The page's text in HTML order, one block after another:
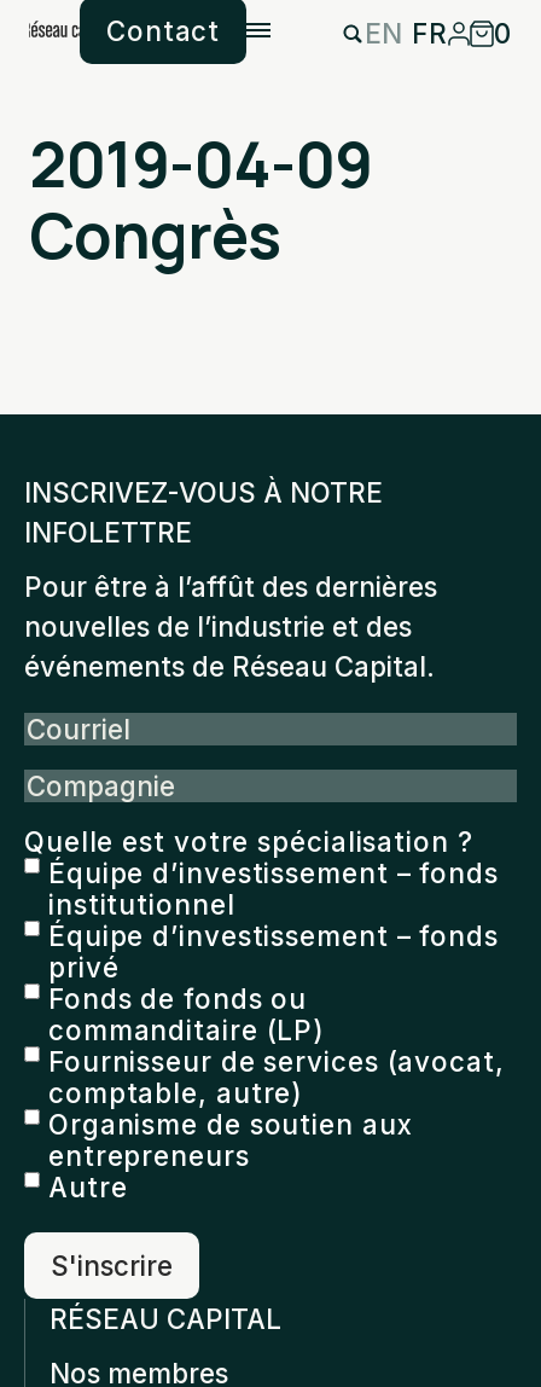
EN FR 0
Contact
2019-04-09
Congrès
INSCRIVEZ-VOUS À NOTRE
INFOLETTRE
Pour être à l’affût des dernières
nouvelles de l’industrie et des
événements de Réseau Capital.
Courriel
Compagnie
Quelle est votre spécialisation ?
Équipe d’investissement – fonds
institutionnel
Équipe d’investissement – fonds
privé
Fonds de fonds ou
commanditaire (LP)
Fournisseur de services (avocat,
comptable, autre)
Organisme de soutien aux
entrepreneurs
Autre
RÉSEAU CAPITAL
Nos membres